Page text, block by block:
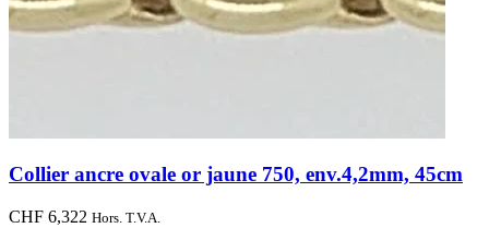
Collier ancre ovale or jaune 750, env.4,2mm, 45cm
CHF 6,322 Hors. T.V.A.